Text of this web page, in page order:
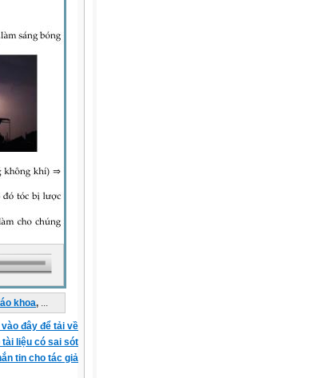
khoa, ...
vào đây để tải về
tài liệu có sai sót
tin cho tác giả